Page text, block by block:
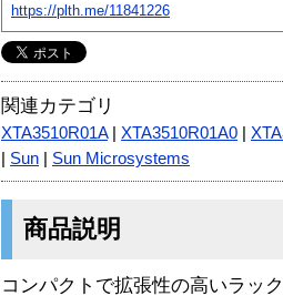
https://plth.me/11841226
関連カテゴリ
XTA3510R01A| XTA3510R01A0
Sun Sun Microsystems
商品説明
コンパクトで拡張性の高いラッ